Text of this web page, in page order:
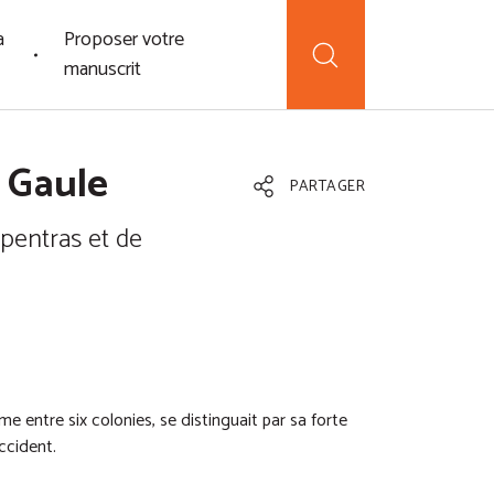
Proposer votre
manuscrit
et de
PARTAGER
entre six colonies, se distinguait par sa forte